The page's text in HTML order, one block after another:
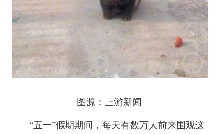
图源：上游新闻
“五一”假期期间，每天有数万人前来围观这